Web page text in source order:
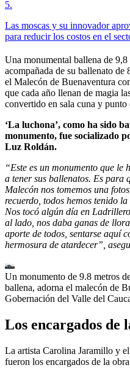
5.
Las moscas y su innovador
para reducir los costos en el
Una monumental ballena de
acompañada de su ballenato de
el Malecón de Buenaventura
que cada año llenan de magia
convertido en sala cuna y punto
‘La luchona’, como ha sido
monumento, fue socializado
Luz Roldán.
“Este es un monumento que le
a tener sus ballenatos. Es para
Malecón nos tomemos una
recuerdo, todos hemos tenido
Nos tocó algún día en
al lado, nos daba ganas de
aporte de todos, sentarse aquí
hermosura de atardecer”,
Un monumento de 9.8 metros
ballena, adorna el malecón de
Gobernación del Valle del
Los encargados de
La artista Carolina Jaramillo y
fueron los encargados de la